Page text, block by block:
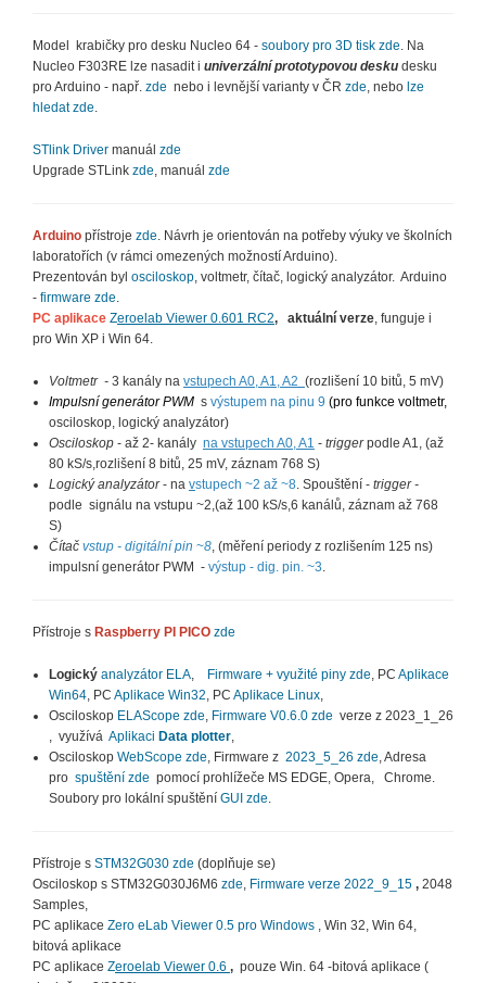
Model krabičky pro desku Nucleo 64 - soubory pro 3D tisk zde. Na
Nucleo F303RE lze nasadit i univerzální prototypovou desku desku
pro Arduino - např. zde nebo i levnější varianty v ČR zde, nebo lze
hledat zde.
STlink Driver manuál zde
Upgrade STLink zde, manuál zde
Arduino přístroje zde. Návrh je orientován na potřeby výuky ve školních
laboratořích (v rámci omezených možností Arduino).
Prezentován byl osciloskop, voltmetr, čítač, logický analyzátor. Arduino
- firmware zde.
PC aplikace Zeroelab Viewer 0.601 RC2, aktuální verze, funguje i
pro Win XP i Win 64.
Voltmetr - 3 kanály na vstupech A0, A1, A2 (rozlišení 10 bitů, 5 mV)
Impulsní generátor PWM s výstupem na pinu 9 (pro funkce voltmetr,
osciloskop, logický analyzátor)
Osciloskop - až 2- kanály na vstupech A0, A1 - triggerpodle A1, (až
80 kS/s,rozlišení 8 bitů, 25 mV, záznam 768 S)
Logický analyzátor- na vstupech ~2 až ~8. Spouštění - trigger -
podle signálu na vstupu ~2,(až 100 kS/s,6 kanálů, záznam až 768
S)
Čítač vstup - digitální pin ~8, (měření periody z rozlišením 125 ns)
impulsní generátor PWM - výstup - dig. pin. ~3.
Přístroje s Raspberry PI PICO zde
Logický analyzátor ELA, Firmware + využité piny zde, PC Aplikace
Win64, PC Aplikace Win32, PC Aplikace Linux,
Osciloskop ELAScope zde, Firmware V0.6.0 zde verze z 2023_1_26
, využívá Aplikaci Data plotter,
Osciloskop WebScope zde, Firmware z 2023_5_26 zde, Adresa
pro spuštění zde pomocí prohlížeče MS EDGE, Opera, Chrome.
Soubory pro lokální spuštění GUI zde.
Přístroje s STM32G030 zde (doplňuje se)
Osciloskop s STM32G030J6M6 zde, Firmware verze 2022_9_15 , 2048
Samples,
PC aplikace Zero eLab Viewer 0.5 pro Windows , Win 32, Win 64,
bitová aplikace
PC aplikace Zeroelab Viewer 0.6 , pouze Win. 64 -bitová aplikace (